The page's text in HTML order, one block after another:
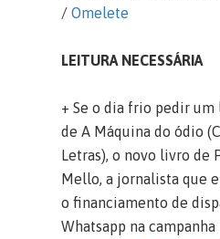
/Omelete
LEITURA NECESSÁRIA
+ Se o dia frio pedir
de A Máquina do ódio
Letras), o novo livro de
Mello, a jornalista que
o financiamento de
Whatsapp na